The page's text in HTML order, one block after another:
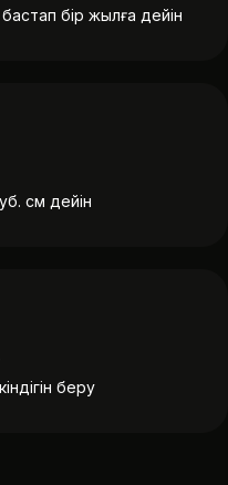
бастап бір жылға дейін
см дейін
беру